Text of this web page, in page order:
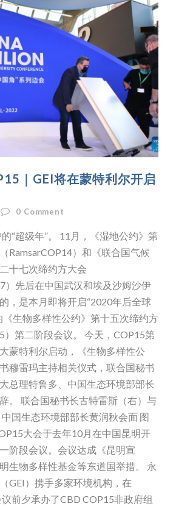
｜GEI将在蒙特利尔开启
0 Comment
“超级年”。 11月，《湿地公约》第
RamsarCOP14）和《联合国气候
十七次缔约方大会
）先后在中国武汉和埃及沙姆沙伊
，是本月即将开启“2020年后全球
《生物多样性公约》第十五次缔约方
）第二阶段会议。 今天，COP15第
蒙特利尔启动，《生物多样性公
穆雷玛主持相关仪式，联合国秘书
总理特鲁多、中国生态环境部部长
。 联合国秘书长古特雷斯（右）与
国生态环境部部长黄润秋会面 图
大会于去年10月在中国昆明开
阶段会议。会议达成《昆明宣
生物多样性基金等东道国举措。 永
GEI）携手多家环境机构，在
前夕承办了CBD COP15非政府组